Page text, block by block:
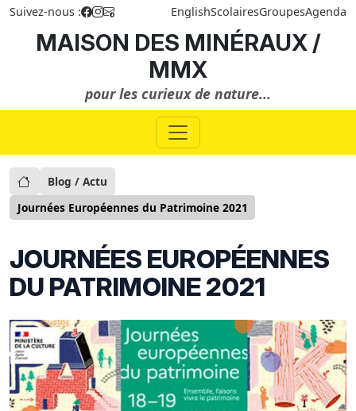
Suivez-nous : EnglishScolairesGroupesAgenda
MAISON DES MINÉRAUX /
MMX
pour les curieux de nature...
Blog / Actu
Journées Européennes du Patrimoine 2021
JOURNÉES EUROPÉENNES
DU PATRIMOINE 2021